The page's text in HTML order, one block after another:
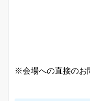
※会場への直接のお